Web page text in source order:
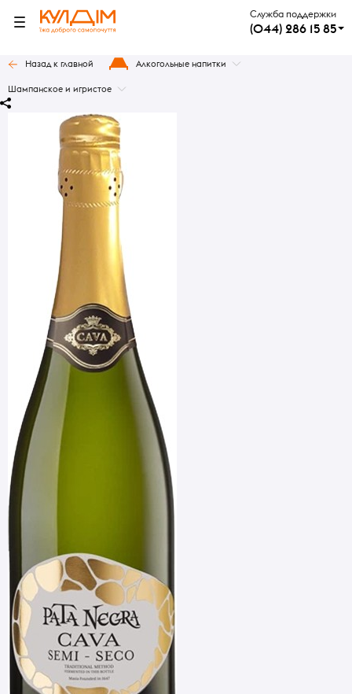
Служба поддержки
(044) 286 15 85
Назад к главной Алкогольные напитки
Шампанское и игристое